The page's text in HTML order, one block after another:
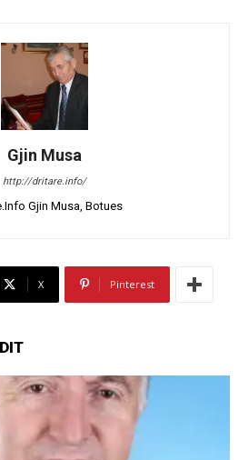
Gjin Musa
http://dritare.info/
Gjin Musa, Botues
X Pinterest